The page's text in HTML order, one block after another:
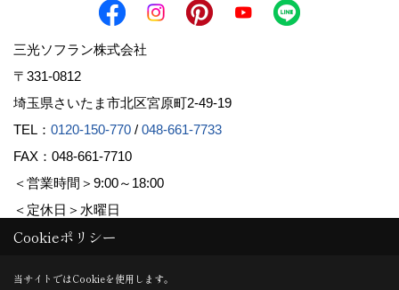
三光ソフラン株式会社
〒331-0812
埼玉県さいたま市北区宮原町2-49-19
TEL： 0120-150-770 / 048-661-7733
FAX：048-661-7710
＜営業時間＞9:00～18:00
＜定休日＞水曜日
Copyright (c) Sanko Soflan Corporation. All Rights Reserved.
Cookieポリシー
当サイトではCookieを使用します。